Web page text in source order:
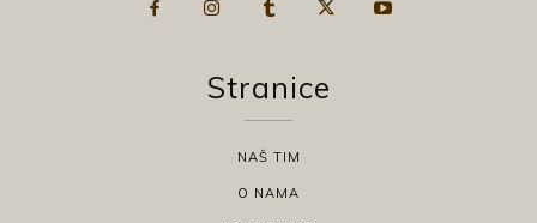
Stranice
NAŠ TIM
O NAMA